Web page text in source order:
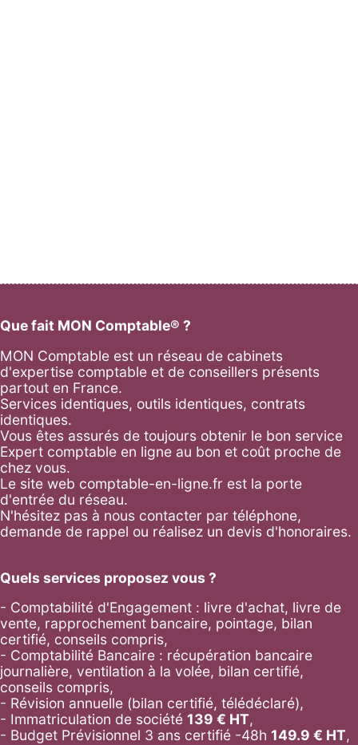
Que fait MON Comptable® ?
MON Comptable est un réseau de cabinets
d'expertise comptable et de conseillers présents
partout en France.
Services identiques, outils identiques, contrats
identiques.
Vous êtes assurés de toujours obtenir le bon service
Expert comptable en ligne au bon et coût proche de
chez vous.
Le site web comptable-en-ligne.fr est la porte
d'entrée du réseau.
N'hésitez pas à nous contacter par téléphone,
demande de rappel ou réalisez un devis d'honoraires.
Quels services proposez vous ?
- Comptabilité d'Engagement : livre d'achat, livre de
vente, rapprochement bancaire, pointage, bilan
certifié, conseils compris,
- Comptabilité Bancaire : récupération bancaire
journalière, ventilation à la volée, bilan certifié,
conseils compris,
- Révision annuelle (bilan certifié, télédéclaré),
- Immatriculation de société 139 € HT,
- Budget Prévisionnel 3 ans certifié -48h 149.9 € HT,